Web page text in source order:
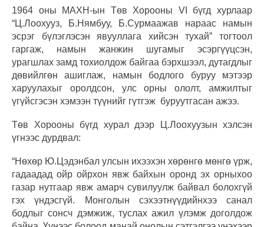
1964 оны МАХН-ын Төв Хорооны VI бүгд хурлаар
“Ц.Лоохууз, Б.Нямбуу, Б.Сурмаажав нараас намын
эсрэг бүлэглэсэн явууллага хийсэн тухай” тогтоол
гаргаж, намын жанжин шугамыг эсэргүүцсэн,
урагшлах замд тохиолдож байгаа бэрхшээл, дутагдлыг
дөвийлгөн ашиглаж, намын бодлого буруу мэтээр
харуулахыг оролдсон, улс орны ололт, амжилтыг
үгүйсгэсэн хэмээн түүнийг гүтгэж буруутгасан ажээ.
Төв Хорооны бүгд хурал дээр Ц.Лоохуузын хэлсэн
үгнээс дурдвал:
“Нөхөр Ю.Цэдэнбал улсын ихээхэн хөрөнгө мөнгө үрж,
гадаадад ойр ойрхон явж байхын оронд эх орныхоо
газар нутгаар явж амарч сувилуулж байвал болохгүй
гэх үндэсгүй. Монголын сэхээтнүүдийнхээ санал
бодлыг сонсч дэмжиж, туслах ажил үлэмж доголдож